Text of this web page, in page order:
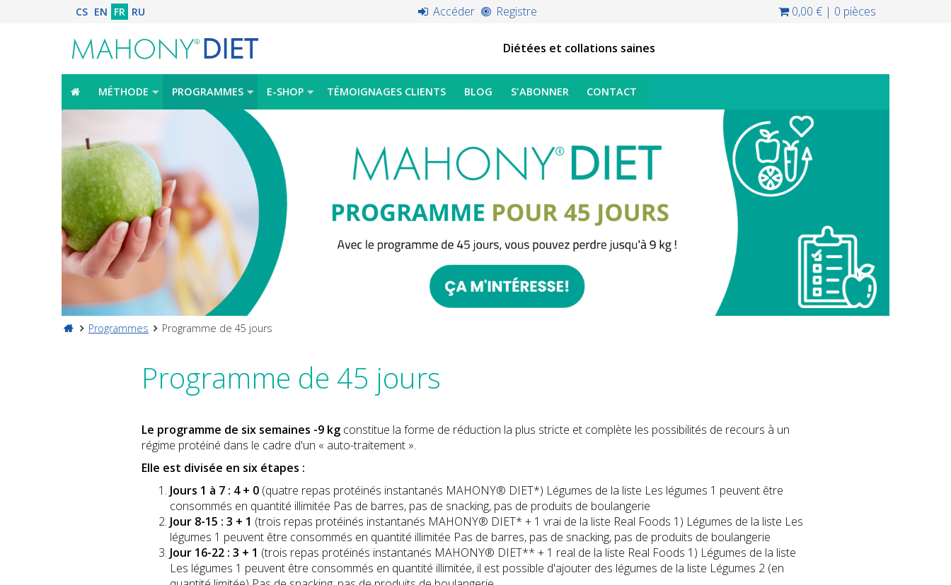
CS EN FR RU Accéder Registre 0,00 € | 0 pièces
Diétées et collations saines
MÉTHODE PROGRAMMES E-SHOP TÉMOIGNAGES CLIENTS BLOG S'ABONNER CONTACT
Programmes Programme de 45 jours
Programme de 45 jours
Le programme de six semaines -9 kgconstitue la forme de réduction la plus stricte et complète les possibilités de recours à un
régime protéiné dans le cadre d'un « auto-traitement ».
Elle est divisée en six étapes :
Jours 1 à 7 : 4 + 0(quatre repas protéinés instantanés MAHONY® DIET*) Légumes de la liste Les légumes 1 peuvent être
consommés en quantité illimitée Pas de barres, pas de snacking, pas de produits de boulangerie
Jour 8-15 : 3 + 1 (trois repas protéinés instantanés MAHONY® DIET* + 1 vrai de la liste Real Foods 1) Légumes de la liste Les
légumes 1 peuvent être consommés en quantité illimitée Pas de barres, pas de snacking, pas de produits de boulangerie
Jour 16-22 : 3 + 1 (trois repas protéinés instantanés MAHONY® DIET** + 1 real de la liste Real Foods 1) Légumes de la liste
Les légumes 1 peuvent être consommés en quantité illimitée, il est possible d'ajouter des légumes de la liste Légumes 2 (en